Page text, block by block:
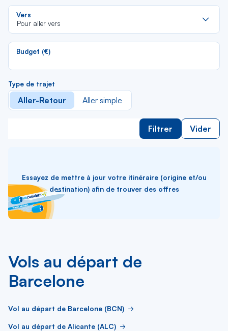
Vers
Pour aller vers
Budget (€)
Type de trajet
Aller-Retour Aller simple
Filtrer Vider
Essayez de mettre à jour votre itinéraire (origine et/ou
destination) afin de trouver des offres
Vols au départ de
Barcelone
Vol au départ de Barcelone (BCN)
Vol au départ de Alicante (ALC)